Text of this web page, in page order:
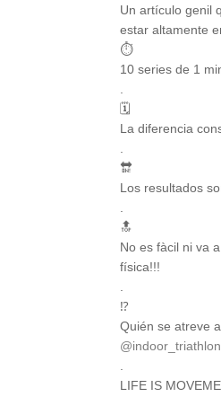
Un artículo genil
estar altamente
⏱
10 series de 1
🗓
La diferencia
🔛
Los resultados
🔝
No es fàcil ni va
física!!!
⁉️
Quién se atreve
@indoor_triathlon
LIFE IS